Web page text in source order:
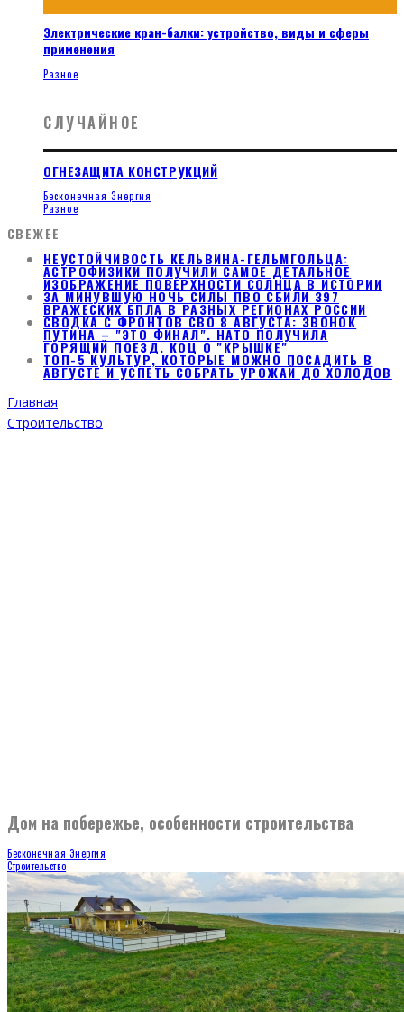
Электрические кран-балки: устройство, виды и сферы
применения
Разное
СЛУЧАЙНОЕ
ОГНЕЗАЩИТА КОНСТРУКЦИЙ
Бесконечная Энергия
Разное
СВЕЖЕЕ
НЕУСТОЙЧИВОСТЬ КЕЛЬВИНА-ГЕЛЬМГОЛЬЦА:
АСТРОФИЗИКИ ПОЛУЧИЛИ САМОЕ ДЕТАЛЬНОЕ
ИЗОБРАЖЕНИЕ ПОВЕРХНОСТИ СОЛНЦА В ИСТОРИИ
ЗА МИНУВШУЮ НОЧЬ СИЛЫ ПВО СБИЛИ 397
ВРАЖЕСКИХ БПЛА В РАЗНЫХ РЕГИОНАХ РОССИИ
СВОДКА С ФРОНТОВ СВО 8 АВГУСТА: ЗВОНОК
ПУТИНА – "ЭТО ФИНАЛ". НАТО ПОЛУЧИЛА
ГОРЯЩИЙ ПОЕЗД. КОЦ О "КРЫШКЕ"
ТОП-5 КУЛЬТУР, КОТОРЫЕ МОЖНО ПОСАДИТЬ В
АВГУСТЕ И УСПЕТЬ СОБРАТЬ УРОЖАЙ ДО ХОЛОДОВ
Главная
Строительство
Дом на побережье, особенности строительства
Бесконечная Энергия
Строительство